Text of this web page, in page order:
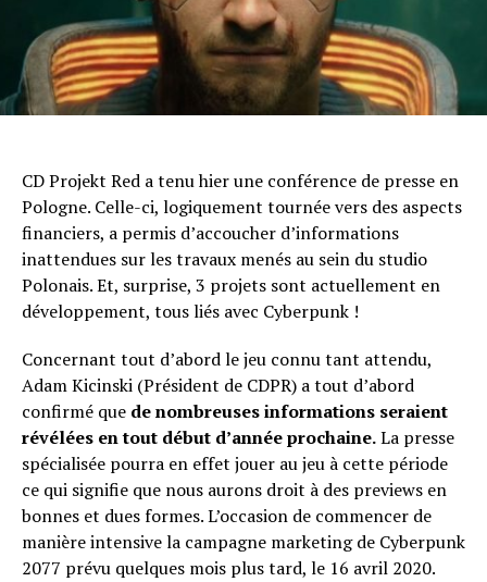
CD Projekt Red a tenu hier une conférence de presse en
Pologne. Celle-ci, logiquement tournée vers des aspects
financiers, a permis d’accoucher d’informations
inattendues sur les travaux menés au sein du studio
Polonais. Et, surprise, 3 projets sont actuellement en
développement, tous liés avec Cyberpunk !
Concernant tout d’abord le jeu connu tant attendu,
Adam Kicinski (Président de CDPR) a tout d’abord
confirmé que de nombreuses informations seraient
révélées en tout début d’année prochaine.La presse
spécialisée pourra en effet jouer au jeu à cette période
ce qui signifie que nous aurons droit à des previews en
bonnes et dues formes. L’occasion de commencer de
manière intensive la campagne marketing de Cyberpunk
2077 prévu quelques mois plus tard, le 16 avril 2020.
Flipboard
Reddit
Pinterest
Whatsapp
Email